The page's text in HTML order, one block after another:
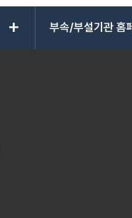
add 부속/부설기관 홈